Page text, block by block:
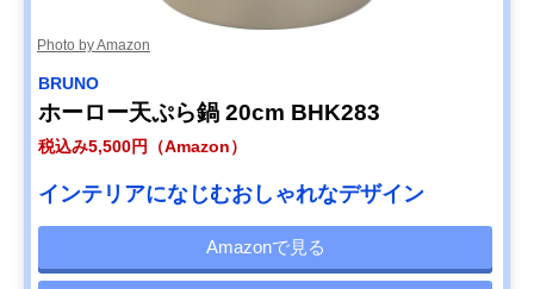
Photo by Amazon
BRUNO
ホーロー天ぷら鍋 20cm BHK283
税込み5,500円（Amazon）
インテリアになじむおしゃれなデザイン
Amazonで見る